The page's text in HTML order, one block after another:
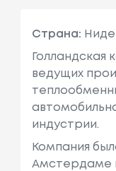
Страна:
Голландская
ведущих
индустрии.
Компания
Амстердаме